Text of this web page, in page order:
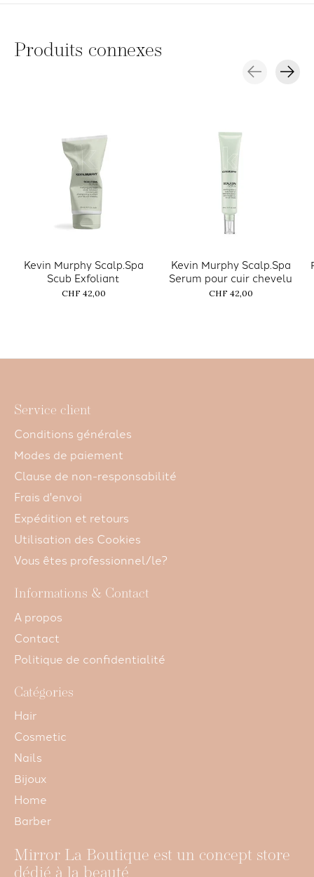
Produits connexes
Kevin Murphy Scalp.Spa
Scub Exfoliant
CHF 42,00
Kevin Murphy Scalp.Spa
Serum pour cuir chevelu
CHF 42,00
Service client
Conditions générales
Modes de paiement
Clause de non-responsabilité
Frais d'envoi
Expédition et retours
Utilisation des Cookies
Vous êtes professionnel/le?
Informations & Contact
A propos
Contact
Politique de confidentialité
Catégories
Hair
Cosmetic
Nails
Bijoux
Home
Barber
Mirror La Boutique est un concept store